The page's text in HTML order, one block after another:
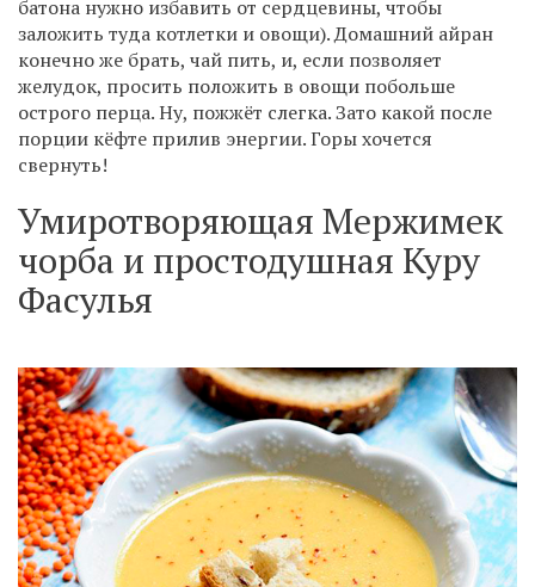
батона нужно избавить от сердцевины, чтобы
заложить туда котлетки и овощи). Домашний айран
конечно же брать, чай пить, и, если позволяет
желудок, просить положить в овощи побольше
острого перца. Ну, пожжёт слегка. Зато какой после
порции кёфте прилив энергии. Горы хочется
свернуть!
Умиротворяющая Мержимек
чорба и простодушная Куру
Фасулья